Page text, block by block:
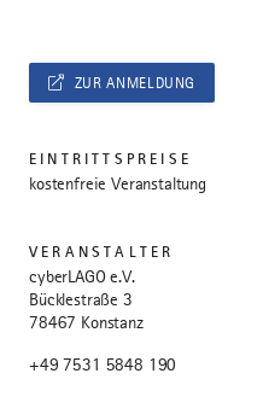
ZUR ANMELDUNG
EINTRITTSPREISE
kostenfreie Veranstaltung
VERANSTALTER
cyberLAGO e.V.
Bücklestraße 3
78467 Konstanz
+49 7531 5848 190